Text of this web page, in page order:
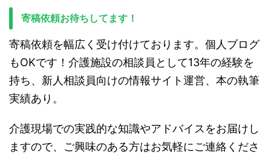
寄稿依頼お待ちしてます！
寄稿依頼を幅広く受け付けております。個人ブログ
もOKです！介護施設の相談員として13年の経験を
持ち、新人相談員向けの情報サイト運営、本の執筆
実績あり。
介護現場での実践的な知識やアドバイスをお届けし
ますので、ご興味のある方はお気軽にご連絡くださ